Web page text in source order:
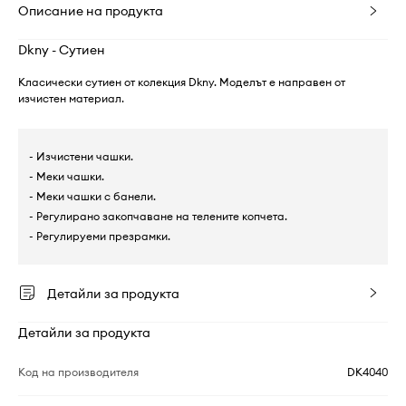
Описание на продукта
Dkny - Сутиен
Класически сутиен от колекция Dkny. Моделът е направен от
изчистен материал.
- Изчистени чашки.
- Меки чашки.
- Меки чашки с банели.
- Регулирано закопчаване на телените копчета.
- Регулируеми презрамки.
Детайли за продукта
Детайли за продукта
Код на производителя DK4040